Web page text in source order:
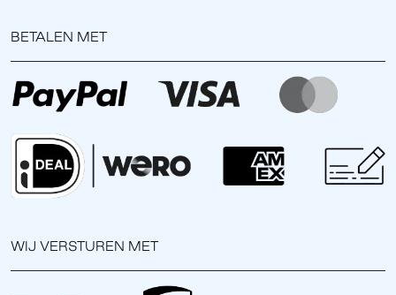
BETALEN MET
WIJ VERSTUREN MET